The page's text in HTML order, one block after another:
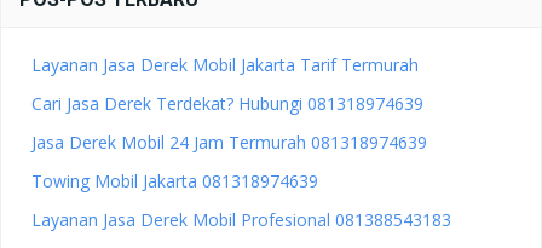
Layanan Jasa Derek Mobil Jakarta Tarif Termurah
Cari Jasa Derek Terdekat? Hubungi 081318974639
Jasa Derek Mobil 24 Jam Termurah 081318974639
Towing Mobil Jakarta 081318974639
Layanan Jasa Derek Mobil Profesional 081388543183